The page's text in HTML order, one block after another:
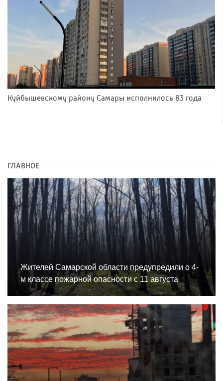
Куйбышевскому району Самары исполнилось 83 года
ГЛАВНОЕ
Жителей Самарской области предупредили о 4-
м классе пожарной опасности с 11 августа